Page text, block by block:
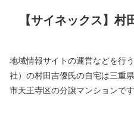
【サイネックス】村
地域情報サイトの運営などを行
社）の村田吉優氏の自宅は三重
市天王寺区の分譲マンションです